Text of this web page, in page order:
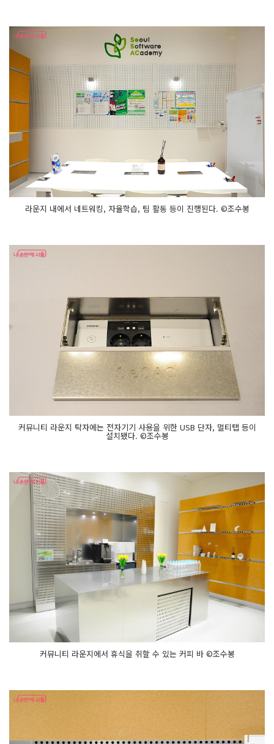
라운지 내에서 네트워킹, 자율학습, 팀 활동 등이 진행된다. ©조수봉
커뮤니티 라운지 탁자에는 전자기기 사용을 위한 USB 단자, 멀티탭 등이
설치됐다. ©조수봉
커뮤니티 라운지에서 휴식을 취할 수 있는 커피 바 ©조수봉